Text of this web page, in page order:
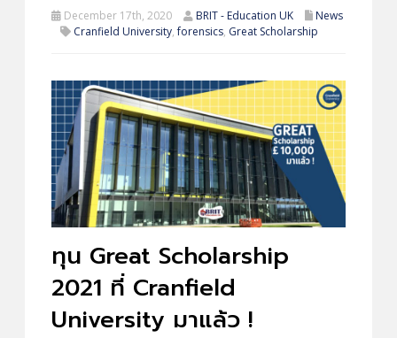
December 17th, 2020 BRIT - Education UK
News
Cranfield University,forensics, Great Scholarship
ทุน Great Scholarship
2021 ที่ Cranfield
University มาแล้ว !